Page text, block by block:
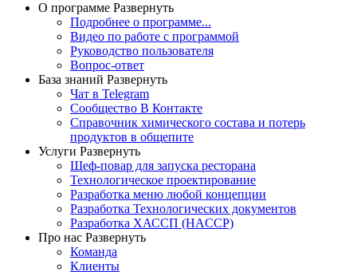
О программе Развернуть
Подробнее о программе...
Видео по работе с программой
Руководство пользователя
Вопрос-ответ
База знаний Развернуть
Чат в Telegram
Сообщество В Контакте
Справочник химического состава и потерь
продуктов в общепите
Услуги Развернуть
Шеф-повар для запуска ресторана
Технологическое проектирование
Разработка меню любой концепции
Разработка Технологических документов
Разработка ХАССП (HACCP)
Про нас Развернуть
Команда
Клиенты